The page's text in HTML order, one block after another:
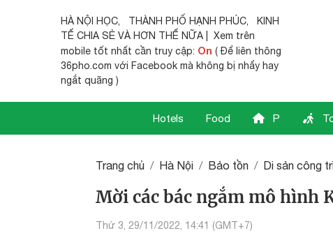
HÀ NỘI HỌC, THÀNH PHỐ HẠNH PHÚC,
KINH
TẾ CHIA SẺ VÀ HƠN THẾ NỮA | Xem trên
mobile tốt nhất cần truy cập: On ( Để liên thông
36pho.com với Facebook mà không bị nhẩy hay
ngắt quãng )
Hotels Food P
Trang chủ Hà Nội Bảo tồn Di sản công
Mời các bác ngắm mô hình
Thứ 3, 29/11/2022, 14:41 (GMT+7)